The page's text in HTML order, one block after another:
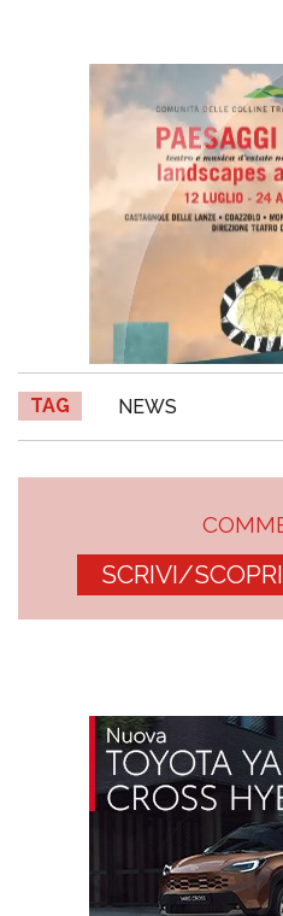
TAG NEWS
SCRIVI/